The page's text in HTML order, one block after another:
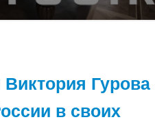
Гурова
в своих